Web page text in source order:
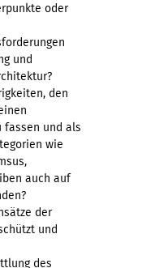
oder
und
den
fassen und als
wie
auch auf
der
und
des